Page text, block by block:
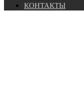
КОНТАКТЫ